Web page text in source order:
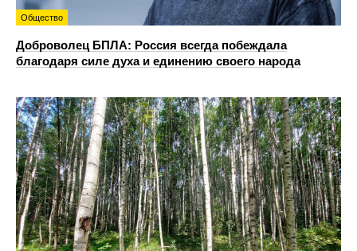
Общество
Доброволец БПЛА: Россия всегда побеждала
благодаря силе духа и единению своего народа